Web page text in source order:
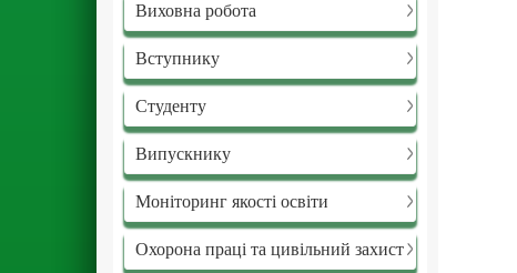
Виховна робота
Вступнику
Студенту
Випускнику
Моніторинг якості освіти
Охорона праці та цивільний захист